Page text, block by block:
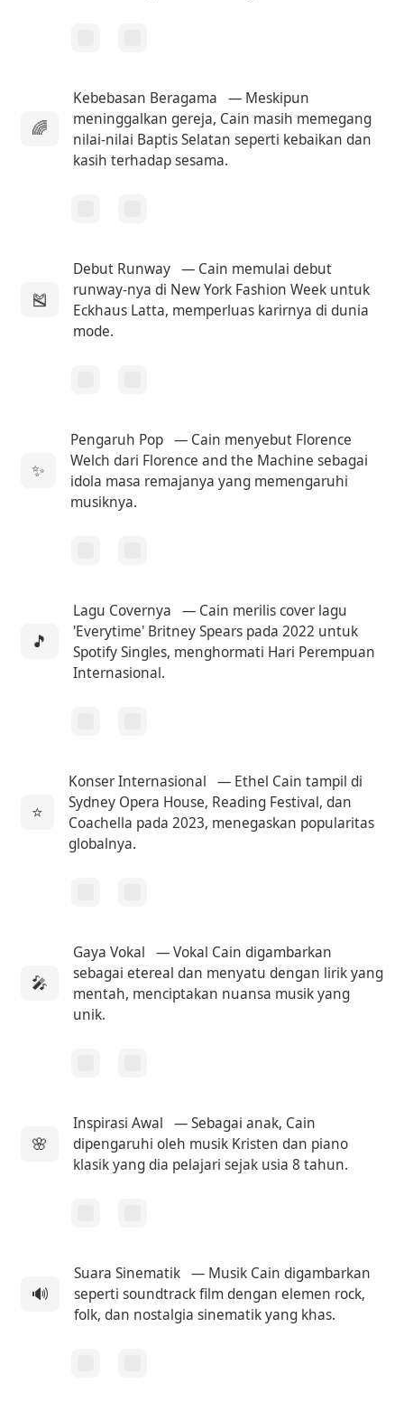
🌈
Kebebasan Beragama
— Meskipun
meninggalkan gereja, Cain masih memegang
nilai-nilai Baptis Selatan seperti kebaikan dan
kasih terhadap sesama.
🎽
Debut Runway — Cain memulai debut
runway-nya di New York Fashion Week untuk
Eckhaus Latta, memperluas karirnya di dunia
mode.
✨
Pengaruh Pop — Cain menyebut Florence
Welch dari Florence and the Machine sebagai
idola masa remajanya yang memengaruhi
musiknya.
🎵
Lagu Covernya
— Cain merilis cover lagu
'Everytime' Britney Spears pada 2022 untuk
Spotify Singles, menghormati Hari Perempuan
Internasional.
⭐
Konser Internasional
— Ethel Cain tampil di
Sydney Opera House, Reading Festival, dan
Coachella pada 2023, menegaskan popularitas
globalnya.
🎤
Gaya Vokal
— Vokal Cain digambarkan
sebagai etereal dan menyatu dengan lirik yang
mentah, menciptakan nuansa musik yang
unik.
🌸
Inspirasi Awal
— Sebagai anak, Cain
dipengaruhi oleh musik Kristen dan piano
klasik yang dia pelajari sejak usia 8 tahun.
🔊
Suara Sinematik — Musik Cain digambarkan
seperti soundtrack film dengan elemen rock,
folk, dan nostalgia sinematik yang khas.